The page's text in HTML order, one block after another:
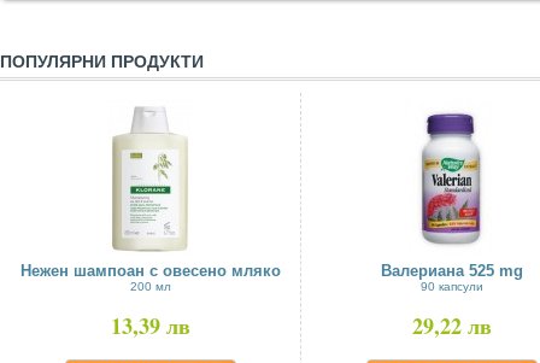
ПОПУЛЯРНИ ПРОДУКТИ
Нежен шампоан с овесено мляко
200 мл
13,39 лв
Валериана 525 mg
90 капсули
29,22 лв